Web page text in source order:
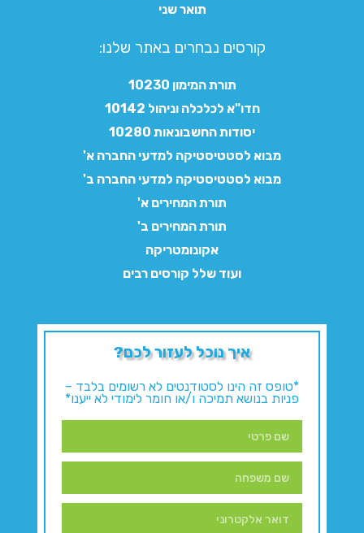
תואר שני
קורסים נבחרים באתר שלנו:​
תורת המימון 10230
חדו"א לכלכלה וניהול 10142
יסודות החשבונאות 10280
מבוא לסטטיסטיקה למדעי החברה א'
מבוא לסטטיסטיקה למדעי החברה ב'
תורת המחירים א'
תורת המחירים ב'
אקונומטריקה
ועוד שלל קורסים רבים
איך נוכל לעזור לכם?
*טופס זה הינו לסטודנטים לא רשומים בלבד –
פניות בנושא תמיכה ו/או חומר לימודי לא ייענו*